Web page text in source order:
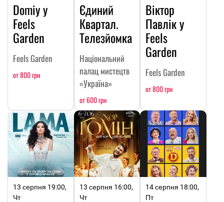
Domiy у
Feels
Garden
Feels Garden
от 800 грн
Єдиний
Квартал.
Телезйомка
Національний
палац мистецтв
«Україна»
от 600 грн
Віктор
Павлік у
Feels
Garden
Feels Garden
от 800 грн
13 серпня 19:00,
Чт
13 серпня 16:00,
Чт
14 серпня 18:00,
Пт